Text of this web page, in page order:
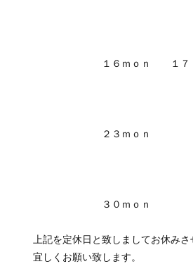
１６ｍｏｎ １７ｔ
２３ｍｏｎ
３０ｍｏｎ
上記を定休日と致しましてお休みさ
宜しくお願い致します。